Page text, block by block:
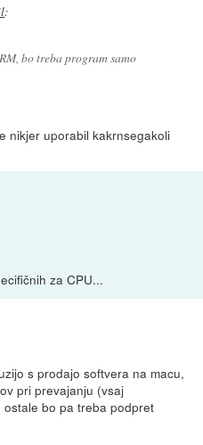
:
bo treba program samo
nikjer uporabil kakrnsegakoli
za CPU...
s prodajo softvera na macu,
pri prevajanju (vsaj
bo pa treba podpret